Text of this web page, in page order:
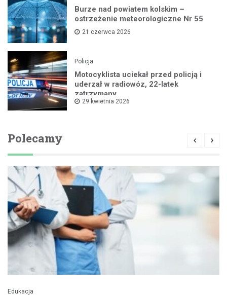
Burze nad powiatem kolskim –
ostrzeżenie meteorologiczne Nr 55
21 czerwca 2026
Policja
Motocyklista uciekał przed policją i
uderzał w radiowóz, 22-latek
zatrzymany
29 kwietnia 2026
Polecamy
Edukacja